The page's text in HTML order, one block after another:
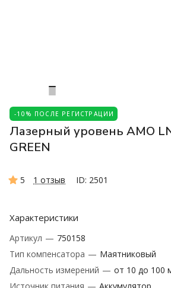
-10% ПОСЛЕ РЕГИСТРАЦИИ
Лазерный уровень AMO
GREEN
5 1 отзыв ID: 2501
Характеристики
Артикул — 750158
Тип компенсатора — Маятниковый
Дальность измерений — от 10 до 100